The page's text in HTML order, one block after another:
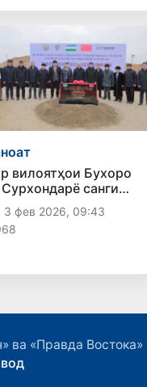
вилоятҳои Бухоро
Сурхондарё санги
сохтмони
сӯзондани
гузошта шуд
3 фев 2026, 09:43
ва «Правда Востока»